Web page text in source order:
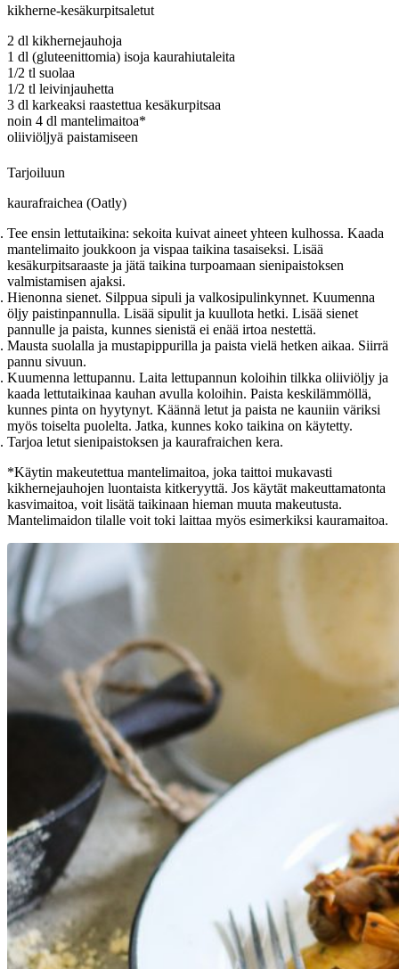
kikherne-kesäkurpitsaletut
2 dl kikhernejauhoja
1 dl (gluteenittomia) isoja kaurahiutaleita
1/2 tl suolaa
1/2 tl leivinjauhetta
3 dl karkeaksi raastettua kesäkurpitsaa
noin 4 dl mantelimaitoa*
oliiviöljyä paistamiseen
Tarjoiluun
kaurafraichea (Oatly)
Tee ensin lettutaikina: sekoita kuivat aineet yhteen kulhossa. Kaada
mantelimaito joukkoon ja vispaa taikina tasaiseksi. Lisää
kesäkurpitsaraaste ja jätä taikina turpoamaan sienipaistoksen
valmistamisen ajaksi.
Hienonna sienet. Silppua sipuli ja valkosipulinkynnet. Kuumenna
öljy paistinpannulla. Lisää sipulit ja kuullota hetki. Lisää sienet
pannulle ja paista, kunnes sienistä ei enää irtoa nestettä.
Mausta suolalla ja mustapippurilla ja paista vielä hetken aikaa. Siirrä
pannu sivuun.
Kuumenna lettupannu. Laita lettupannun koloihin tilkka oliiviöljy ja
kaada lettutaikinaa kauhan avulla koloihin. Paista keskilämmöllä,
kunnes pinta on hyytynyt. Käännä letut ja paista ne kauniin väriksi
myös toiselta puolelta. Jatka, kunnes koko taikina on käytetty.
Tarjoa letut sienipaistoksen ja kaurafraichen kera.
*Käytin makeutettua mantelimaitoa, joka taittoi mukavasti
kikhernejauhojen luontaista kitkeryyttä. Jos käytät makeuttamatonta
kasvimaitoa, voit lisätä taikinaan hieman muuta makeutusta.
Mantelimaidon tilalle voit toki laittaa myös esimerkiksi kauramaitoa.